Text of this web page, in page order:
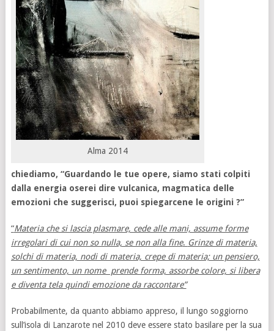
Alma 2014
chiediamo, “Guardando le tue opere, siamo stati colpiti
dalla energia oserei dire vulcanica, magmatica delle
emozioni che suggerisci, puoi spiegarcene le origini ?”
“Materia che si lascia plasmare, cede alle mani, assume forme
irregolari di cui non so nulla, se non alla fine. Grinze di materia,
solchi di materia, nodi di materia, crepe di materia; un pensiero,
un sentimento, un nome prende forma, assorbe colore, si libera
e diventa tela quindi emozione da raccontare”
Probabilmente, da quanto abbiamo appreso, il lungo soggiorno
sull’isola di Lanzarote nel 2010 deve essere stato basilare per la sua